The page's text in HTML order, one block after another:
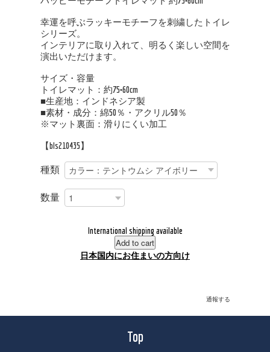
幸運を呼ぶラッキーモチーフを刺繍したトイレ
シリーズ。
インテリアに取り入れて、明るく楽しい空間を
演出いただけます。
サイズ・容量
トイレマット：約75×60cm
■生産地：インドネシア製
■素材・成分：綿50％・アクリル50％
※マット裏面：滑りにくい加工
【bls210435】
種類
数量
International shipping available
Add to cart
日本国内にお住まいの方向け
通報する
Top